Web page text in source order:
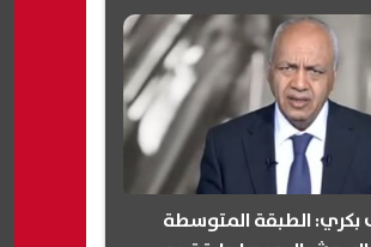
الطبقة المتوسطة